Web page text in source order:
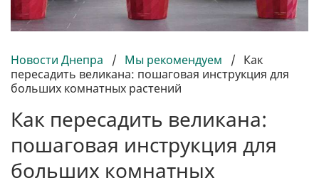
Новости Днепра / Мы рекомендуем / Как
пересадить великана: пошаговая инструкция для
больших комнатных растений
Как пересадить великана:
пошаговая инструкция для
больших комнатных